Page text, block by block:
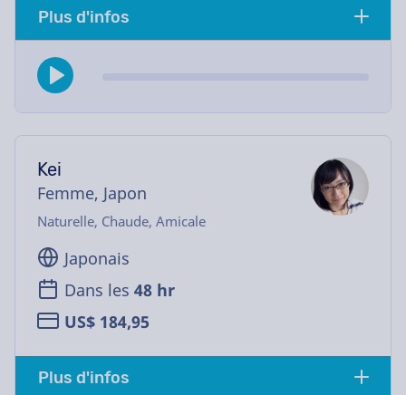
Plus d'infos
Kei
Femme, Japon
Naturelle, Chaude, Amicale
Japonais
Dans les 48 hr
US$ 184,95
Plus d'infos